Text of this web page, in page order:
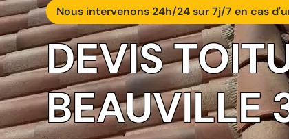
Nous intervenons 24h/24 sur 7j/7 en cas
DEVIS
BEAUVILLE